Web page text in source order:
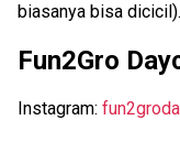
biasanya bisa dicicil).
Fun2Gro
Instagram: